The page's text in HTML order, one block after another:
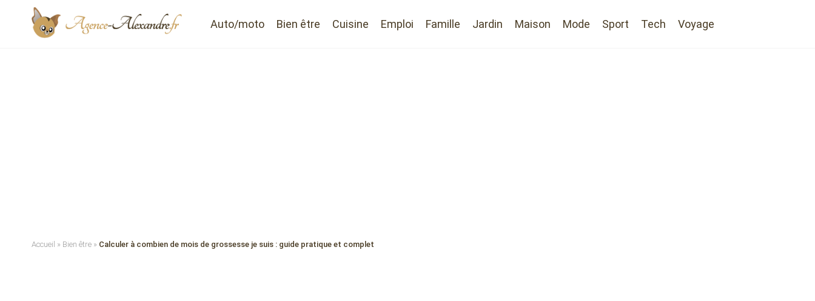
Auto/moto Bien être Cuisine Emploi Famille Jardin Maison Mode Sport Tech Voyage
Accueil » Bien être » Calculer à combien de mois de grossesse je suis : guide pratique et complet